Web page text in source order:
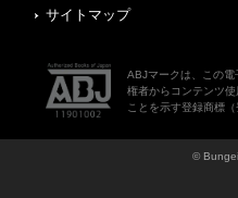
サイトマップ
ABJマークは、この
権者からコンテンツ
ことを示す登録商標
©